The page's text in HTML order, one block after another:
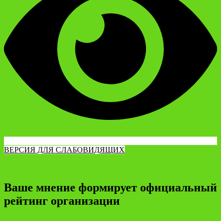
ВЕРСИЯ ДЛЯ СЛАБОВИДЯЩИХ
Ваше мнение формирует официальный
рейтинг организации